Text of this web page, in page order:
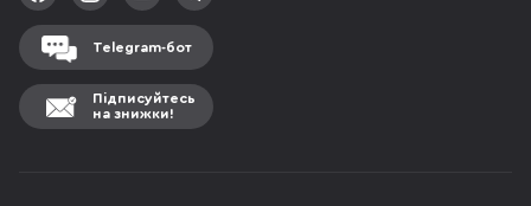
Telegram-бот
Підписуйтесь
на знижки!